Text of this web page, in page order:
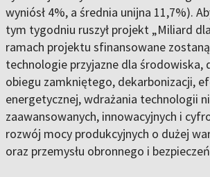
wyniósł 4%, a średnia unijna 11,7%).
tym tygodniu ruszył projekt „Miliard
ramach projektu sfinansowane
technologie przyjazne dla środowiska,
obiegu zamkniętego, dekarbonizacji,
energetycznej, wdrażania technologii
zaawansowanych, innowacyjnych i
rozwój mocy produkcyjnych o dużej
oraz przemysłu obronnego i